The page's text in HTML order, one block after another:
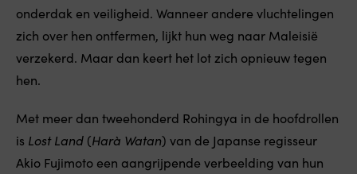
onderdak en veiligheid. Wanneer andere vluchtelingen
zich over hen ontfermen, lijkt hun weg naar Maleisië
verzekerd. Maar dan keert het lot zich opnieuw tegen
hen.
Met meer dan tweehonderd Rohingya in de hoofdrollen
is Lost Land (Harà Watan) van de Japanse regisseur
Akio Fujimoto een aangrijpende verbeelding van hun